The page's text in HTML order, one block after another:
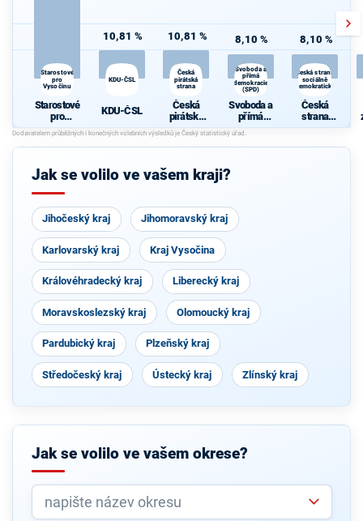
Starostové
pro
Vysočinu
Starostové
pro
Vysočinu
10,81 %
KDU-ČSL
KDU-ČSL
10,81 %
Česká
pirátská
strana
Česká
pirátská
strana
8,10 %
Svoboda a
přímá
demokracie
(SPD)
Svoboda a
přímá
demokraci
e (SPD)
8,10 %
Česká strana
sociálně
demokratická
Česká
strana
sociálně
cká
Jak se volilo ve vašem kraji?
Jihočeský kraj Jihomoravský kraj
Karlovarský kraj Kraj Vysočina
Královéhradecký kraj Liberecký kraj
Moravskoslezský kraj Olomoucký kraj
Pardubický kraj Plzeňský kraj
Středočeský kraj Ústecký kraj Zlínský kraj
Jak se volilo ve vašem okrese?